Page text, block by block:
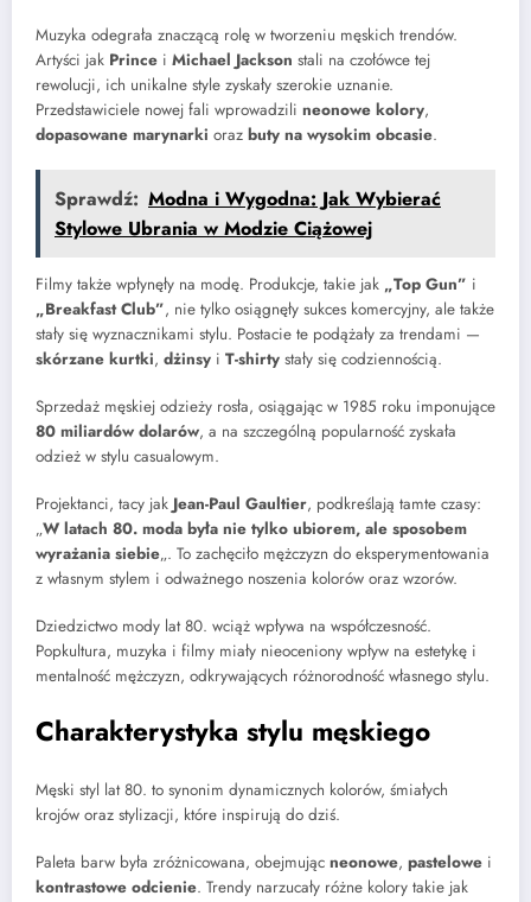
Muzyka odegrała znaczącą rolę w tworzeniu męskich trendów.
Artyści jak Prince i Michael Jackson stali na czołówce tej
rewolucji, ich unikalne style zyskały szerokie uznanie.
Przedstawiciele nowej fali wprowadzili neonowe kolory,
dopasowane marynarki oraz buty na wysokim obcasie.
Sprawdź: Modna i Wygodna: Jak Wybierać
Stylowe Ubrania w Modzie Ciążowej
Filmy także wpłynęły na modę. Produkcje, takie jak „Top Gun” i
„Breakfast Club”, nie tylko osiągnęły sukces komercyjny, ale także
stały się wyznacznikami stylu. Postacie te podążały za trendami —
skórzane kurtki, dżinsy i T-shirty stały się codziennością.
Sprzedaż męskiej odzieży rosła, osiągając w 1985 roku imponujące
80 miliardów dolarów, a na szczególną popularność zyskała
odzież w stylu casualowym.
Projektanci, tacy jak Jean-Paul Gaultier, podkreślają tamte czasy:
„W latach 80. moda była nie tylko ubiorem, ale sposobem
wyrażania siebie„. To zachęciło mężczyzn do eksperymentowania
z własnym stylem i odważnego noszenia kolorów oraz wzorów.
Dziedzictwo mody lat 80. wciąż wpływa na współczesność.
Popkultura, muzyka i filmy miały nieoceniony wpływ na estetykę i
mentalność mężczyzn, odkrywających różnorodność własnego stylu.
Charakterystyka stylu męskiego
Męski styl lat 80. to synonim dynamicznych kolorów, śmiałych
krojów oraz stylizacji, które inspirują do dziś.
Paleta barw była zróżnicowana, obejmując neonowe, pastelowe i
kontrastowe odcienie. Trendy narzucały różne kolory takie jak